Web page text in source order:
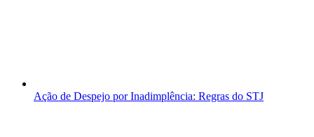
Ação de Despejo por Inadimplência: Regras do STJ